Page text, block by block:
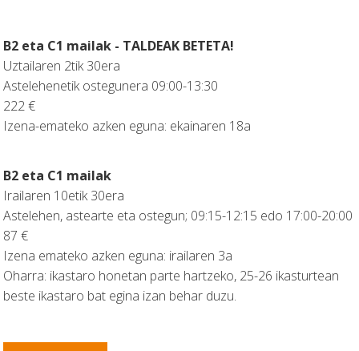
B2 eta C1 mailak - TALDEAK BETETA!
Uztailaren 2tik 30era
Astelehenetik ostegunera 09:00-13:30
222 €
Izena-emateko azken eguna: ekainaren 18a
B2 eta C1 mailak
Irailaren 10etik 30era
Astelehen, astearte eta ostegun; 09:15-12:15 edo 17:00-20:00
87 €
Izena emateko azken eguna: irailaren 3a
Oharra: ikastaro honetan parte hartzeko, 25-26 ikasturtean
beste ikastaro bat egina izan behar duzu.